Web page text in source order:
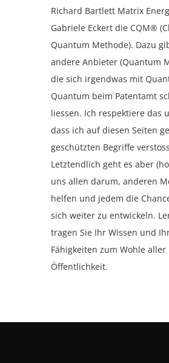
Richard Bartlett Matrix
Gabriele Eckert die CQM®
Quantum Methode). Dazu
andere Anbieter (Quantum
die sich irgendwas mit
Quantum beim Patentamt
liessen. Ich respektiere das
dass ich auf diesen Seiten
geschützten Begriffe
Letztendlich geht es aber
uns allen darum, anderen
helfen und jedem die
sich weiter zu entwickeln.
tragen Sie Ihr Wissen und
Fähigkeiten zum Wohle
Öffentlichkeit.